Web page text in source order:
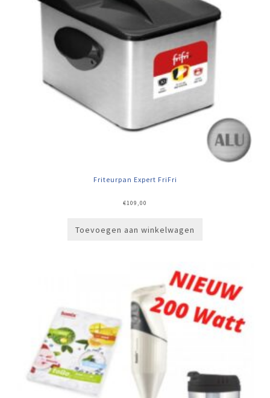
Friteurpan Expert FriFri
€109,00
Toevoegen aan winkelwagen